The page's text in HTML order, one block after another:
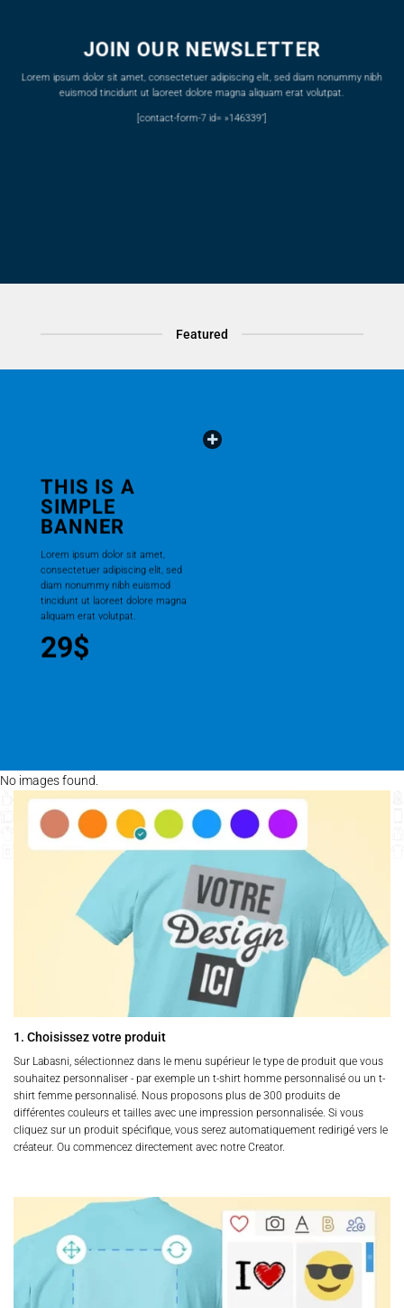
JOIN OUR NEWSLETTER
Lorem ipsum dolor sit amet, consectetuer adipiscing elit, sed diam nonummy nibh
euismod tincidunt ut laoreet dolore magna aliquam erat volutpat.
[contact-form-7 id= »146339″]
Featured
THIS IS A
SIMPLE
BANNER
Lorem ipsum dolor sit amet,
consectetuer adipiscing elit, sed
diam nonummy nibh euismod
tincidunt ut laoreet dolore magna
aliquam erat volutpat.
29$
No images found.
1. Choisissez votre produit
Sur Labasni, sélectionnez dans le menu supérieur le type de produit que vous
souhaitez personnaliser - par exemple un t-shirt homme personnalisé ou un t-
shirt femme personnalisé. Nous proposons plus de 300 produits de
différentes couleurs et tailles avec une impression personnalisée. Si vous
cliquez sur un produit spécifique, vous serez automatiquement redirigé vers le
créateur. Ou commencez directement avec notre Creator.